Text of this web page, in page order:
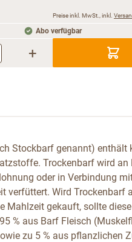
Preise inkl. MwSt., inkl.
Abo verfügbar
+
Stockbarf genannt) enthält
Trockenbarf wird an
oder in Verbindung
verfüttert. Wird Trockenbarf
Mahlzeit gekauft, sollte
% aus Barf Fleisch
zu 5 % aus pflanzlichen